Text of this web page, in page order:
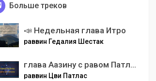
Больше треков
📣 Недельная глава Итро
раввин Гедалия Шестак
глава Аазину с равом Патласом
раввин Цви Патлас